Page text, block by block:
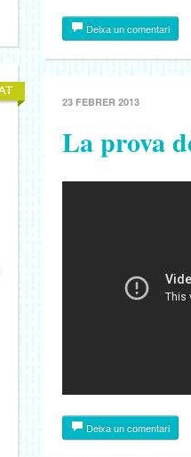
Deixa un comentari
23 FEBRER 2013
La prova
Deixa un comentari